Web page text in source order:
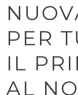
PER
IL
AL